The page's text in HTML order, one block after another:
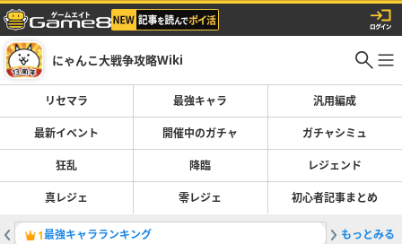
にゃんこ大戦争攻略Wiki
リセマラ 最強キャラ 汎用編成
最新イベント 開催中のガチャ ガチャシミュ
狂乱 降臨 レジェンド
真レジェ 零レジェ 初心者記事まとめ
1最強キャラランキング 2真レジ
もっとみる